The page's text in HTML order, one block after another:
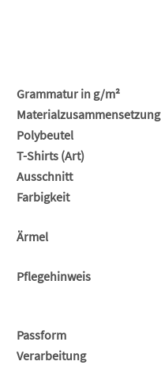
Grammatur in g/m²
Materialzusammensetzung
Polybeutel
T-Shirts (Art)
Ausschnitt
Farbigkeit
Ärmel
Pflegehinweis
Passform
Verarbeitung